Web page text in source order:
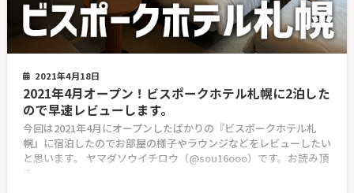
2021年4月18日
2021年4月オープン！ビスポークホテル札幌に2泊した
ので早速レビューします。
今回は2021年4月にオープンしたばかりの『ビスポークホテル札
幌』に宿泊したのでお部屋の様子やラウンジなどをレビューしたい
と思います。 ヤマダソウイチロウ（@sou16ooo）です。お読み頂
き